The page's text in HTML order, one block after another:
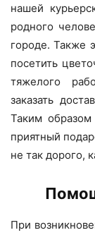
нашей
родного
городе. Также
посетить
тяжелого
заказать
Таким
приятный
не так дорого,
При